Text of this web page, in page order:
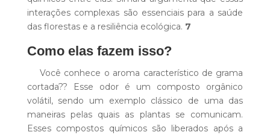
interações complexas são essenciais para a saúde
das florestas e a resiliência ecológica. 7
Como elas fazem isso?
Você conhece o aroma característico de grama
cortada?? Esse odor é um composto orgânico
volátil, sendo um exemplo clássico de uma das
maneiras pelas quais as plantas se comunicam.
Esses compostos químicos são liberados após a